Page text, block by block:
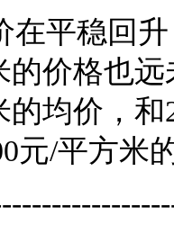
平稳回升
的价格也
的均价，
元/平方米